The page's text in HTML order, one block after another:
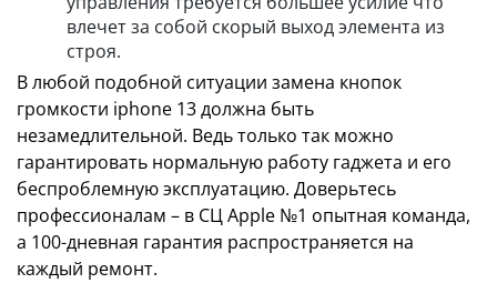
влечет за собой скорый выход элемента из
строя.
В любой подобной ситуации замена кнопок
громкости iphone 13 должна быть
незамедлительной. Ведь только так можно
гарантировать нормальную работу гаджета и его
беспроблемную эксплуатацию. Доверьтесь
профессионалам – в СЦ Apple №1 опытная команда,
а 100-дневная гарантия распространяется на
каждый ремонт.